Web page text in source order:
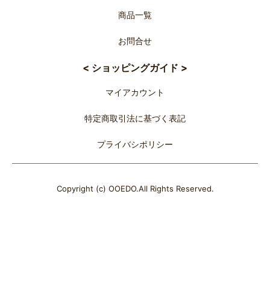
商品一覧
お問合せ
< ショッピングガイド >
マイアカウント
特定商取引法に基づく表記
プライバシポリシー
Copyright (c) OOEDO.All Rights Reserved.